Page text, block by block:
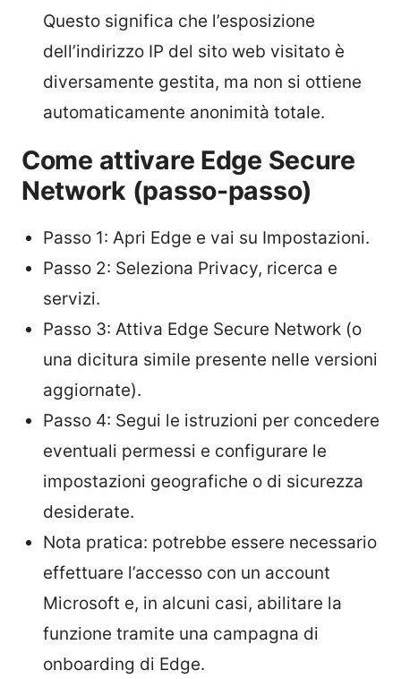
Questo significa che l’esposizione
dell’indirizzo IP del sito web visitato è
diversamente gestita, ma non si ottiene
automaticamente anonimità totale.
Come attivare Edge Secure
Network (passo-passo)
Passo 1: Apri Edge e vai su Impostazioni.
Passo 2: Seleziona Privacy, ricerca e
servizi.
Passo 3: Attiva Edge Secure Network (o
una dicitura simile presente nelle versioni
aggiornate).
Passo 4: Segui le istruzioni per concedere
eventuali permessi e configurare le
impostazioni geografiche o di sicurezza
desiderate.
Nota pratica: potrebbe essere necessario
effettuare l’accesso con un account
Microsoft e, in alcuni casi, abilitare la
funzione tramite una campagna di
onboarding di Edge.